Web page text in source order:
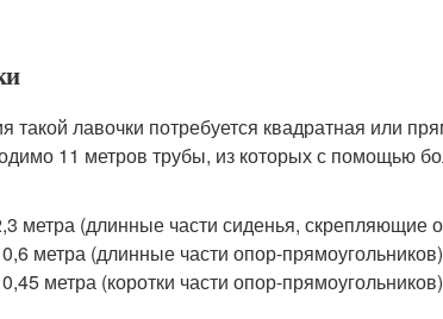
такой лавочки потребуется квадратная или
11 метров трубы, из которых с помощью
метра (длинные части сиденья, скрепляющие
метра (длинные части опор-
метра (коротки части опор-